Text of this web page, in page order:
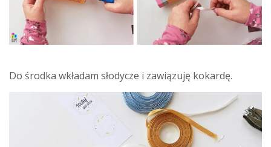
Do środka wkładam słodycze i zawiązuję kokardę.